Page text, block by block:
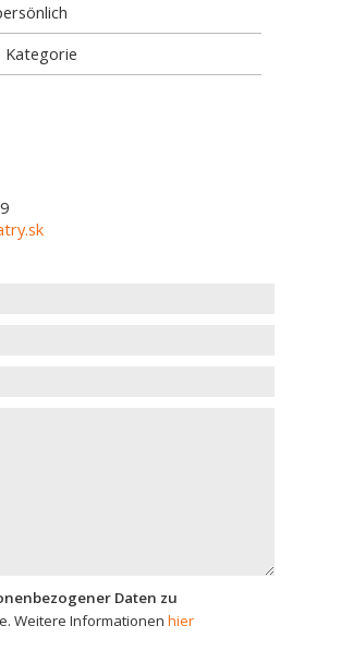
Kategorie
Daten zu
Weitere Informationen hier